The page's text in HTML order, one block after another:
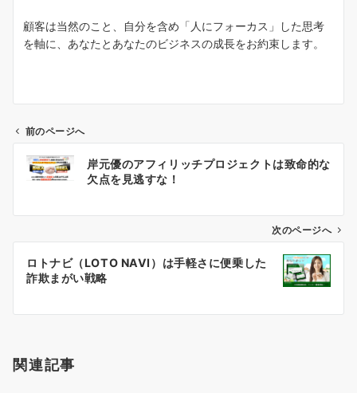
顧客は当然のこと、自分を含め「人にフォーカス」した思考
を軸に、あなたとあなたのビジネスの成長をお約束します。
投
ー
ン
前のページへ
岸元優のアフィリッチプロジェクトは致命的な
欠点を見逃すな！
次のページへ
ロトナビ（LOTO NAVI）は手軽さに便乗した
詐欺まがい戦略
関連記事